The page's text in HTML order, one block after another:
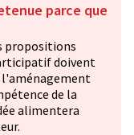
parce que
propositions
doivent
l'aménagement
de la
alimentera